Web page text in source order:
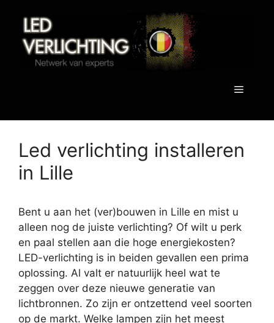
inhoud
Menu
Led verlichting installeren
in Lille
Bent u aan het (ver)bouwen in Lille en mist u
alleen nog de juiste verlichting? Of wilt u perk
en paal stellen aan die hoge energiekosten?
LED-verlichting is in beiden gevallen een prima
oplossing. Al valt er natuurlijk heel wat te
zeggen over deze nieuwe generatie van
lichtbronnen. Zo zijn er ontzettend veel soorten
op de markt. Welke lampen zijn het meest